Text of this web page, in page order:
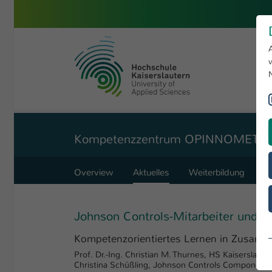
University of Applied
You are here:
Kompetenzzentrum OPINNOMETH
Overview Aktuelles Weiterbildung
Johnson Controls-Mitarbeiter und
Kompetenzorientiertes Lernen in
Prof. Dr.-Ing. Christian M. Thurnes, HS
Christina Schüßling, Johnson Controls